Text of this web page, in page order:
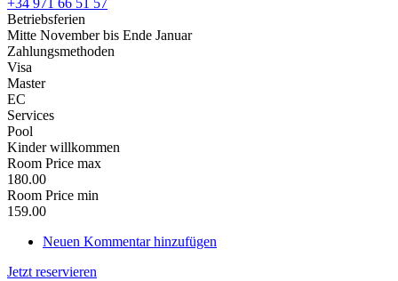
+34 971 66 51 57
Betriebsferien
Mitte November bis Ende Januar
Zahlungsmethoden
Visa
Master
EC
Services
Pool
Kinder willkommen
Room Price max
180.00
Room Price min
159.00
Neuen Kommentar hinzufügen
Jetzt reservieren